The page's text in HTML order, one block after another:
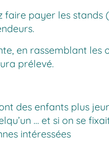
payer les stands
en rassemblant les
prélevé.
des enfants plus
… et si on se
intéressées